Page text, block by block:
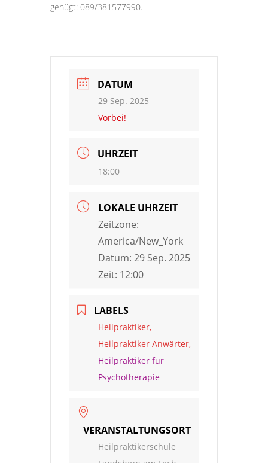
genügt: 089/381577990.
DATUM
29 Sep. 2025
Vorbei!
UHRZEIT
18:00
LOKALE UHRZEIT
Zeitzone:
America/New_York
Datum: 29 Sep. 2025
Zeit: 12:00
LABELS
Heilpraktiker,
Heilpraktiker Anwärter,
Heilpraktiker für
Psychotherapie
VERANSTALTUNGSORT
Heilpraktikerschule